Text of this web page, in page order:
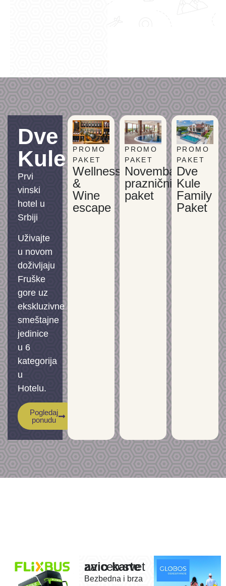
Dve
Kule
Prvi
vinski
hotel u
Srbiji
Uživajte
u novom
doživljaju
Fruške
gore uz
ekskluzivne
smeštajne
jedinice
u 6
kategorija
u
Hotelu.
Pogledaj
ponudu
PROMO
PAKET
Wellness
&
Wine
escape
PROMO
PAKET
Novembarski
praznični
paket
PROMO
PAKET
Dve
Kule
Family
Paket
avio karte
za ceo svet
Bezbedna i brza